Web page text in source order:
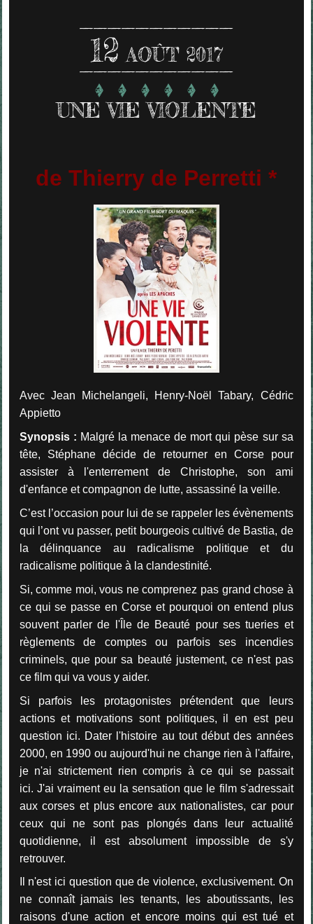
12 AOÛT 2017
UNE VIE VIOLENTE
de Thierry de Perretti *
Avec Jean Michelangeli, Henry-Noël Tabary, Cédric
Appietto
Synopsis : Malgré la menace de mort qui pèse sur sa
tête, Stéphane décide de retourner en Corse pour
assister à l'enterrement de Christophe, son ami
d'enfance et compagnon de lutte, assassiné la veille.
C’est l’occasion pour lui de se rappeler les évènements
qui l’ont vu passer, petit bourgeois cultivé de Bastia, de
la délinquance au radicalisme politique et du
radicalisme politique à la clandestinité.
Si, comme moi, vous ne comprenez pas grand chose à
ce qui se passe en Corse et pourquoi on entend plus
souvent parler de l'Île de Beauté pour ses tueries et
règlements de comptes ou parfois ses incendies
criminels, que pour sa beauté justement, ce n'est pas
ce film qui va vous y aider.
Si parfois les protagonistes prétendent que leurs
actions et motivations sont politiques, il en est peu
question ici. Dater l'histoire au tout début des années
2000, en 1990 ou aujourd'hui ne change rien à l'affaire,
je n'ai strictement rien compris à ce qui se passait
ici. J'ai vraiment eu la sensation que le film s'adressait
aux corses et plus encore aux nationalistes, car pour
ceux qui ne sont pas plongés dans leur actualité
quotidienne, il est absolument impossible de s'y
retrouver.
Il n'est ici question que de violence, exclusivement. On
ne connaît jamais les tenants, les aboutissants, les
raisons d'une action et encore moins qui est tué et